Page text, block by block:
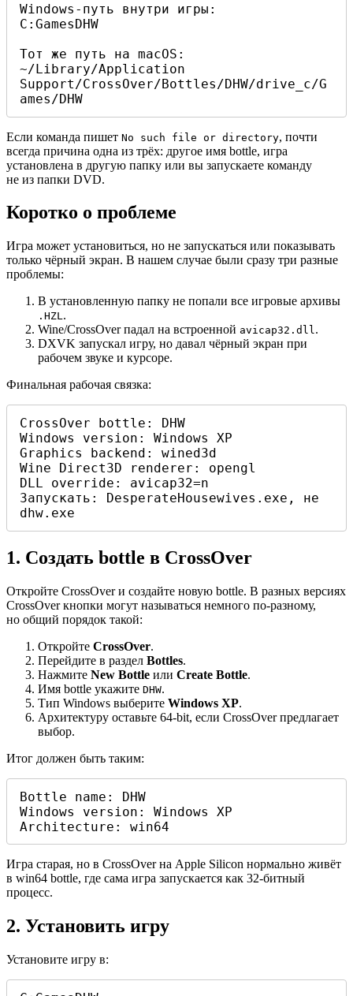
Windows-путь внутри игры:
C:GamesDHW
Тот же путь на macOS:
~/Library/Application
Support/CrossOver/Bottles/DHW/drive_c/G
ames/DHW
Если команда пишет No such file or directory, почти
всегда причина одна из трёх: другое имя bottle, игра
установлена в другую папку или вы запускаете команду
не из папки DVD.
Коротко о проблеме
Игра может установиться, но не запускаться или показывать
только чёрный экран. В нашем случае были сразу три разные
проблемы:
В установленную папку не попали все игровые архивы
.HZL.
Wine/CrossOver падал на встроенной avicap32.dll.
DXVK запускал игру, но давал чёрный экран при
рабочем звуке и курсоре.
Финальная рабочая связка:
CrossOver bottle: DHW
Windows version: Windows XP
Graphics backend: wined3d
Wine Direct3D renderer: opengl
DLL override: avicap32=n
Запускать: DesperateHousewives.exe, не
dhw.exe
1. Создать bottle в CrossOver
Откройте CrossOver и создайте новую bottle. В разных версиях
CrossOver кнопки могут называться немного по-разному,
но общий порядок такой:
Откройте CrossOver.
Перейдите в раздел Bottles.
Нажмите New Bottle или Create Bottle.
Имя bottle укажите DHW.
Тип Windows выберите Windows XP.
Архитектуру оставьте 64-bit, если CrossOver предлагает
выбор.
Итог должен быть таким:
Bottle name: DHW
Windows version: Windows XP
Architecture: win64
Игра старая, но в CrossOver на Apple Silicon нормально живёт
в win64 bottle, где сама игра запускается как 32-битный
процесс.
2. Установить игру
Установите игру в: